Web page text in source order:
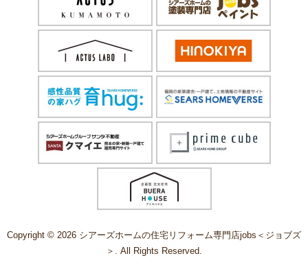
Copyright © 2026 シアーズホームの住宅リフォーム専門店jobs＜ジョブズ
＞. All Rights Reserved.